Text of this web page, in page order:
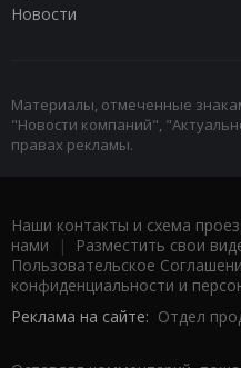
Новости
Материалы, отмеченные
"Новости компаний",
правах рекламы.
Наши контакты и схема
нами | Разместить свои
Пользовательское
конфиденциальности и
Реклама на сайте: Отдел